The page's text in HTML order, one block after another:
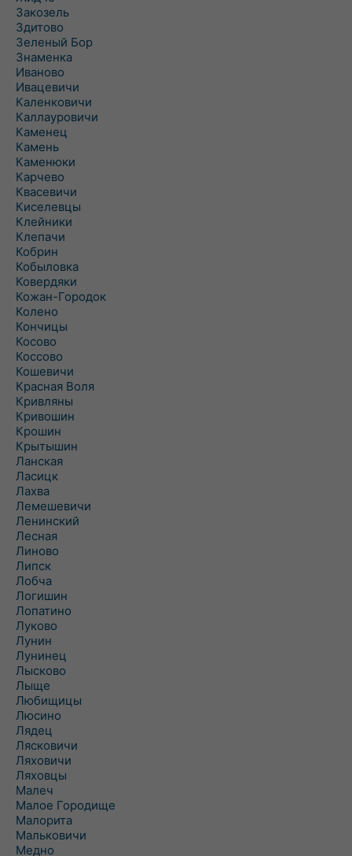
Закозель
Здитово
Зеленый Бор
Знаменка
Иваново
Ивацевичи
Каленковичи
Каллауровичи
Каменец
Камень
Каменюки
Карчево
Квасевичи
Киселевцы
Клейники
Клепачи
Кобрин
Кобыловка
Ковердяки
Кожан-Городок
Колено
Кончицы
Косово
Коссово
Кошевичи
Красная Воля
Кривляны
Кривошин
Крошин
Крытышин
Ланская
Ласицк
Лахва
Лемешевичи
Ленинский
Лесная
Линово
Липск
Лобча
Логишин
Лопатино
Луково
Лунин
Лунинец
Лысково
Лыще
Любищицы
Люсино
Лядец
Лясковичи
Ляховичи
Ляховцы
Малеч
Малое Городище
Малорита
Мальковичи
Медно